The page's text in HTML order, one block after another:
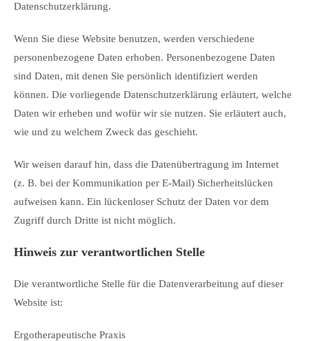
Datenschutzerklärung.
Wenn Sie diese Website benutzen, werden verschiedene
personenbezogene Daten erhoben. Personenbezogene Daten
sind Daten, mit denen Sie persönlich identifiziert werden
können. Die vorliegende Datenschutzerklärung erläutert, welche
Daten wir erheben und wofür wir sie nutzen. Sie erläutert auch,
wie und zu welchem Zweck das geschieht.
Wir weisen darauf hin, dass die Datenübertragung im Internet
(z. B. bei der Kommunikation per E-Mail) Sicherheitslücken
aufweisen kann. Ein lückenloser Schutz der Daten vor dem
Zugriff durch Dritte ist nicht möglich.
Hinweis zur verantwortlichen Stelle
Die verantwortliche Stelle für die Datenverarbeitung auf dieser
Website ist:
Ergotherapeutische Praxis